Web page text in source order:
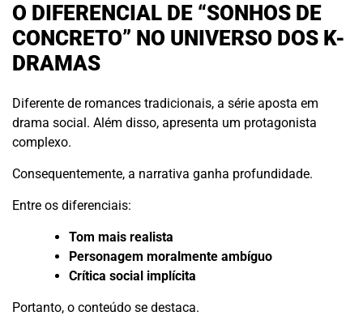
O DIFERENCIAL DE “SONHOS DE
CONCRETO” NO UNIVERSO DOS K-
DRAMAS
Diferente de romances tradicionais, a série aposta em
drama social. Além disso, apresenta um protagonista
complexo.
Consequentemente, a narrativa ganha profundidade.
Entre os diferenciais:
Tom mais realista
Personagem moralmente ambíguo
Crítica social implícita
Portanto, o conteúdo se destaca.